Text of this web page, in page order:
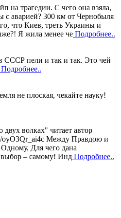
на трагедии. С чего она взяла,
с аварией? 300 км от Чернобыля
что Киев, треть Украины и
Я жила менее че Подробнее..
СССР пели и так и так. Это чей
Подробнее..
не плоская, чекайте науку!
волках" читает автор
oyO3Qr_ai4c Между Правдою и
Для чего дана
выбор – самому! Инд Подробнее..